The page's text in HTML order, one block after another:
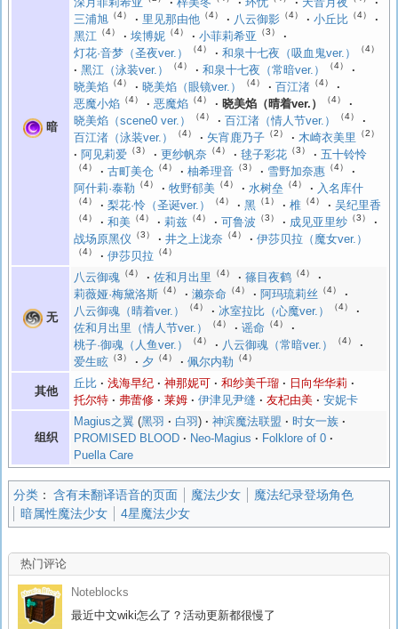
暗
三浦旭 （4） 里见那由他 （4） 八云御影 （4） 小丘比 （4）
黑江 （4） 埃博妮 （4） 小菲莉希亚 （3）
灯花·音梦（圣夜ver.） （4） 和泉十七夜（吸血鬼ver.） （4）
黑江（泳装ver.） （4） 和泉十七夜（常暗ver.） （4）
晓美焰 （4） 晓美焰（眼镜ver.） （4） 百江渚 （4）
恶魔小焰 （4） 恶魔焰 （4） 晓美焰（晴着ver.） （4）
晓美焰（scene0 ver.） （4） 百江渚（情人节ver.） （4）
百江渚（泳装ver.） （4） 矢宵鹿乃子 （2） 木崎衣美里 （2）
阿见莉爱 （3） 更纱帆奈 （4） 毬子彩花 （3） 五十铃怜
（4） 古町美仓 （4） 柚希理音 （3） 雪野加奈惠 （4）
阿什莉·泰勒 （4） 牧野郁美 （4） 水树垒 （4） 入名库什
（4） 梨花·怜（圣诞ver.） （4） 黑 （1） 椎 （4） 吴纪里香
（4） 和美 （4） 莉兹 （4） 可鲁波 （3） 成见亚里纱 （3）
战场原黑仪 （3） 井之上泷奈 （4） 伊莎贝拉（魔女ver.）
（4） 伊莎贝拉 （4）
无
八云御魂 （4） 佐和月出里 （4） 篠目夜鹤 （4）
莉薇娅·梅黛洛斯 （4） 濑奈命 （4） 阿玛琉莉丝 （4）
八云御魂（晴着ver.） （4） 冰室拉比（心魔ver.） （4）
佐和月出里（情人节ver.） （4） 谣命 （4）
桃子·御魂（人鱼ver.） （4） 八云御魂（常暗ver.） （4）
爱生眩 （3） 夕 （4） 佩尔内勒 （4）
其他
丘比 浅海早纪 神那妮可 和纱美千瑠
日向华华莉
托尔特
弗蕾修 莱姆 伊津见尹缝 友杞由美 安妮卡
组织
Magius之翼 黑羽 白羽 神滨魔法联盟
时女一族
PROMISED BLOOD
Neo-Magius
Folklore of 0
Puella Care
分类： 含有未翻译语音的页面 魔法少女
魔法纪录登场角色
暗属性魔法少女
4星魔法少女
热门评论
Noteblocks
最近中文wiki怎么了？活动更新都很慢了